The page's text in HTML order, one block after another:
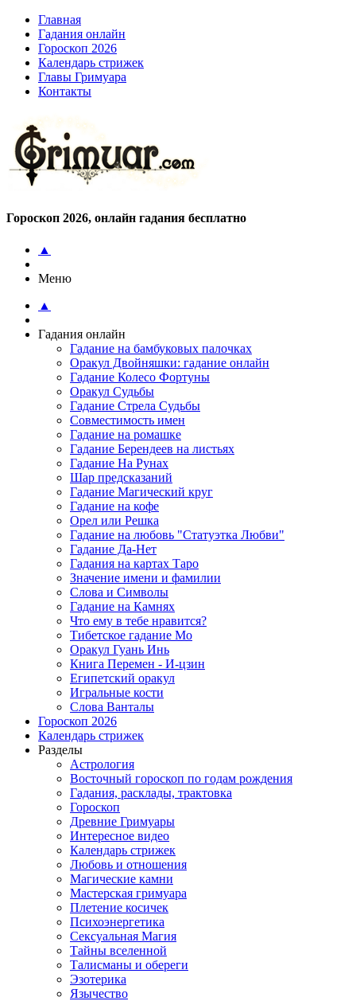
Главная
Гадания онлайн
Гороскоп 2026
Календарь стрижек
Главы Гримуара
Контакты
Гороскоп 2026, онлайн гадания бесплатно
▲
Меню
▲
Гадания онлайн
Гадание на бамбуковых палочках
Оракул Двойняшки: гадание онлайн
Гадание Колесо Фортуны
Оракул Судьбы
Гадание Стрела Судьбы
Совместимость имен
Гадание на ромашке
Гадание Берендеев на листьях
Гадание На Рунах
Шар предсказаний
Гадание Магический круг
Гадание на кофе
Орел или Решка
Гадание на любовь "Статуэтка Любви"
Гадание Да-Нет
Гадания на картах Таро
Значение имени и фамилии
Слова и Символы
Гадание на Камнях
Что ему в тебе нравится?
Тибетское гадание Мо
Оракул Гуань Инь
Книга Перемен - И-цзин
Египетский оракул
Игральные кости
Слова Ванталы
Гороскоп 2026
Календарь стрижек
Разделы
Астрология
Восточный гороскоп по годам рождения
Гадания, расклады, трактовка
Гороскоп
Древние Гримуары
Интересное видео
Календарь стрижек
Любовь и отношения
Магические камни
Мастерская гримуара
Плетение косичек
Психоэнергетика
Сексуальная Магия
Тайны вселенной
Талисманы и обереги
Эзотерика
Язычество